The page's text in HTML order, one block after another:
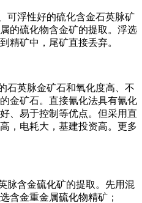
可浮性好的硫化含金石英脉矿
的硫化物含金矿的提取。浮选
精矿中，尾矿直接丢弃。
石英脉金矿石和氧化度高、不
金矿石。直接氰化法具有氰化
、易于控制等优点。但采用直
，电耗大，基建投资高。更多
脉含金硫化矿的提取。先用混
含金重金属硫化物精矿；